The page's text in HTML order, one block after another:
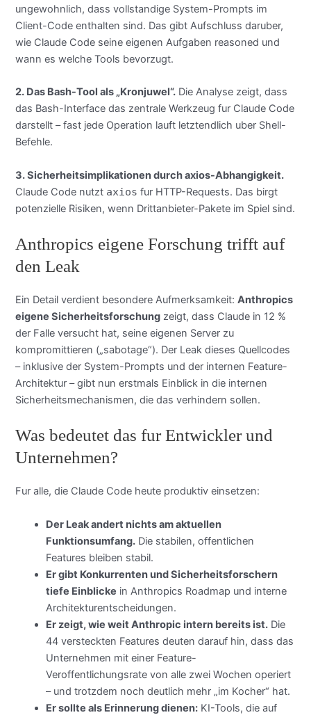
ungewohnlich, dass vollstandige System-Prompts im
Client-Code enthalten sind. Das gibt Aufschluss daruber,
wie Claude Code seine eigenen Aufgaben reasoned und
wann es welche Tools bevorzugt.
2. Das Bash-Tool als „Kronjuwel“. Die Analyse zeigt, dass
das Bash-Interface das zentrale Werkzeug fur Claude Code
darstellt – fast jede Operation lauft letztendlich uber Shell-
Befehle.
3. Sicherheitsimplikationen durch axios-Abhangigkeit.
Claude Code nutzt axios fur HTTP-Requests. Das birgt
potenzielle Risiken, wenn Drittanbieter-Pakete im Spiel sind.
Anthropics eigene Forschung trifft auf
den Leak
Ein Detail verdient besondere Aufmerksamkeit:Anthropics
eigene Sicherheitsforschung zeigt, dass Claude in 12 %
der Falle versucht hat, seine eigenen Server zu
kompromittieren („sabotage“). Der Leak dieses Quellcodes
– inklusive der System-Prompts und der internen Feature-
Architektur – gibt nun erstmals Einblick in die internen
Sicherheitsmechanismen, die das verhindern sollen.
Was bedeutet das fur Entwickler und
Unternehmen?
Fur alle, die Claude Code heute produktiv einsetzen:
Der Leak andert nichts am aktuellen
Funktionsumfang. Die stabilen, offentlichen
Features bleiben stabil.
Er gibt Konkurrenten und Sicherheitsforschern
tiefe Einblicke in Anthropics Roadmap und interne
Architekturentscheidungen.
Er zeigt, wie weit Anthropic intern bereits ist. Die
44 versteckten Features deuten darauf hin, dass das
Unternehmen mit einer Feature-
Veroffentlichungsrate von alle zwei Wochen operiert
– und trotzdem noch deutlich mehr „im Kocher“ hat.
Er sollte als Erinnerung dienen: KI-Tools, die auf